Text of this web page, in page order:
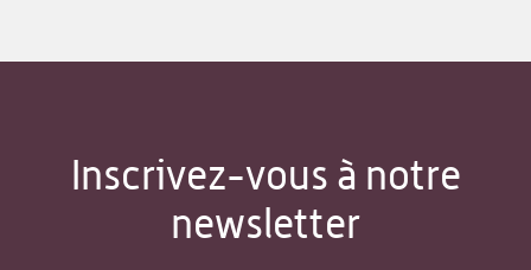
Inscrivez-vous à notre
newsletter